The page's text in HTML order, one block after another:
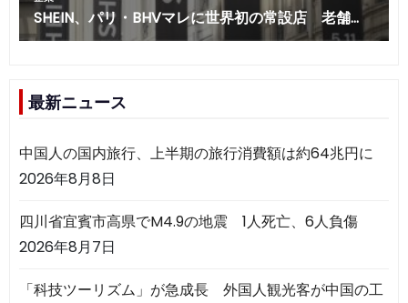
最新ニュース
中国人の国内旅行、上半期の旅行消費額は約64兆円に
2026年8月8日
四川省宜賓市高県でM4.9の地震 1人死亡、6人負傷
2026年8月7日
「科技ツーリズム」が急成長 外国人観光客が中国の工